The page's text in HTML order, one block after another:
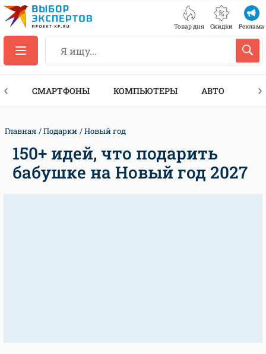
Товар дня Скидки Реклама
СМАРТФОНЫ КОМПЬЮТЕРЫ АВТО
Главная Подарки Новый год
150+ идей, что подарить
бабушке на Новый год 2027